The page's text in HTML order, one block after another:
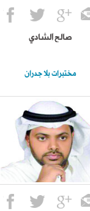
صالح الشادي
مختبرات بلا جدران